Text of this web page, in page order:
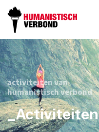
activiteiten van
humanistisch verbond
_Activiteiten